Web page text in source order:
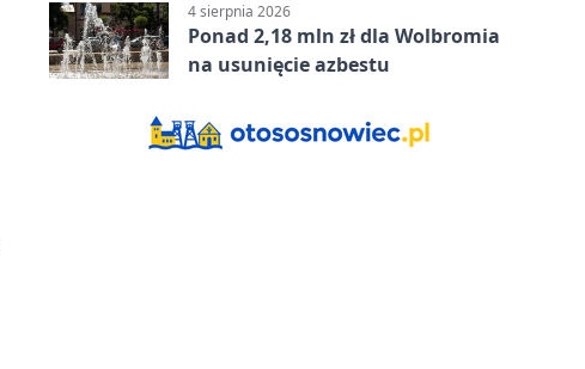
4 sierpnia 2026
Ponad 2,18 mln zł dla Wolbromia
na usunięcie azbestu